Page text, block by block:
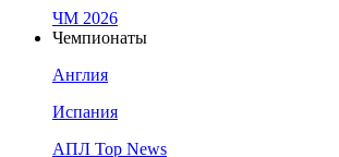
ЧМ 2026
Чемпионаты
Англия
Испания
АПЛ Top News